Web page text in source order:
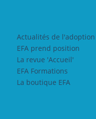
Actualités de l'adoption
EFA prend position
La revue 'Accueil'
EFA Formations
La boutique EFA